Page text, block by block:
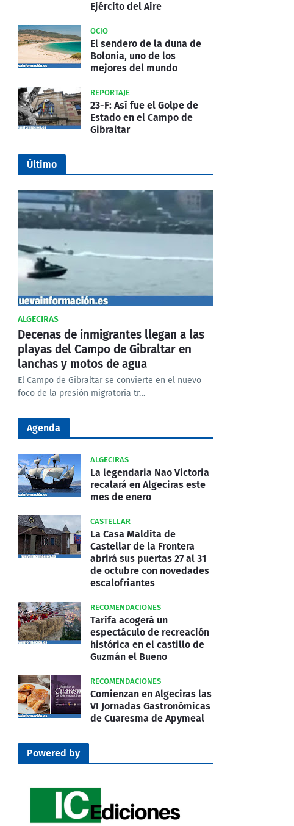
Ejército del Aire
OCIO
El sendero de la duna de
Bolonia, uno de los
mejores del mundo
REPORTAJE
23-F: Así fue el Golpe de
Estado en el Campo de
Gibraltar
Último
ALGECIRAS
Decenas de inmigrantes llegan a las
playas del Campo de Gibraltar en
lanchas y motos de agua
El Campo de Gibraltar se convierte en el nuevo
foco de la presión migratoria tr…
Agenda
ALGECIRAS
La legendaria Nao Victoria
recalará en Algeciras este
mes de enero
CASTELLAR
La Casa Maldita de
Castellar de la Frontera
abrirá sus puertas 27 al 31
de octubre con novedades
escalofriantes
RECOMENDACIONES
Tarifa acogerá un
espectáculo de recreación
histórica en el castillo de
Guzmán el Bueno
RECOMENDACIONES
Comienzan en Algeciras las
VI Jornadas Gastronómicas
de Cuaresma de Apymeal
Powered by